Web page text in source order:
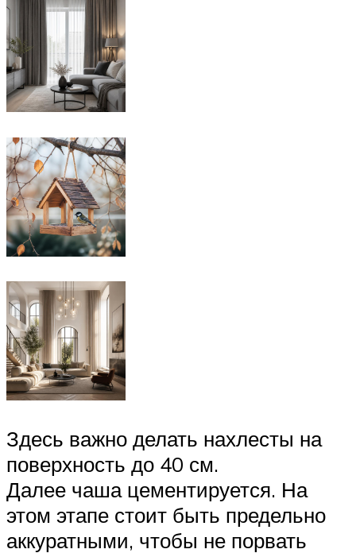
Здесь важно делать нахлесты на
поверхность до 40 см.
Далее чаша цементируется. На
этом этапе стоит быть предельно
аккуратными, чтобы не порвать